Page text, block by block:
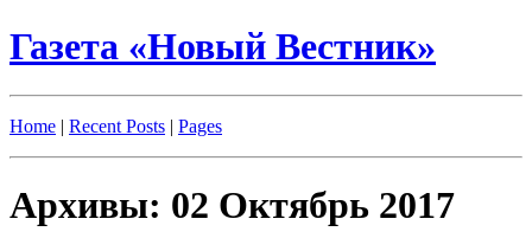
Газета «Новый Вестник»
Home | Recent Posts | Pages
Архивы: 02 Октябрь 2017